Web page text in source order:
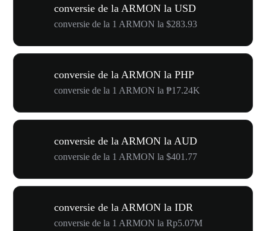
conversie de la ARMON la USD
conversie de la 1 ARMON la $283.93
conversie de la ARMON la PHP
conversie de la 1 ARMON la ₱17.24K
conversie de la ARMON la AUD
conversie de la 1 ARMON la $401.77
conversie de la ARMON la IDR
conversie de la 1 ARMON la Rp5.07M